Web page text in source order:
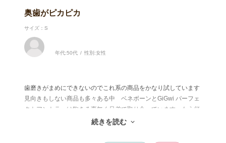
奥歯がピカピカ
サイズ：S
年代:50代 性別:女性
歯磨きがまめにできないのでこれ系の商品をかなり試しています
見向きもしない商品も多々ある中 ベネボーンとGiGwi パーフェ
クトアントラーは飽きる事無く兄弟で取り合っています もう何
回購入したことか お陰で奥歯はピカピカです
続きを読む